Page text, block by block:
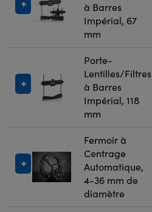
à Barres
Impérial, 67
mm
Porte-
Lentilles/Filtres
à Barres
Impérial, 118
mm
Fermoir à
Centrage
Automatique,
4-36 mm de
diamètre